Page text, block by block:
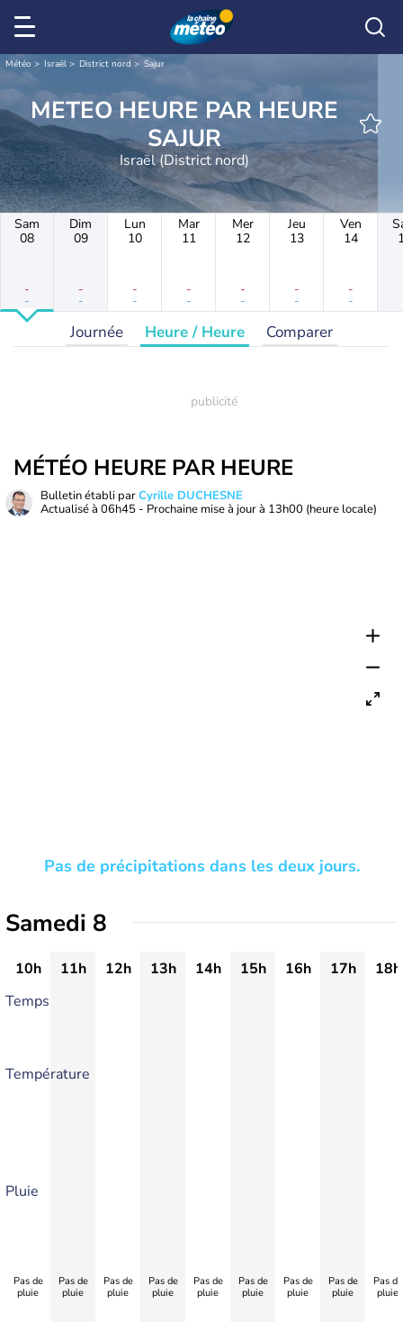
Météo Israël District nord Sajur
METEO HEURE PAR HEURE
SAJUR
Israël (District nord)
Sam
08
-
-
Dim
09
-
-
Lun
10
-
-
Mar
11
-
-
Mer
12
-
-
Jeu
13
-
-
Ven
14
-
-
Journée Heure / Heure Comparer
MÉTÉO HEURE PAR HEURE
Bulletin établi parCyrille DUCHESNE
Actualisé à 06h45 - Prochaine mise à jour à 13h00 (heure locale)
Pas de précipitations dans les deux jours.
Samedi 8
10h 11h 12h 13h 14h 15h 16h 17h
18h
Temps
Température
Pluie
Pas de
pluie
Pas de
pluie
Pas de
pluie
Pas de
pluie
Pas de
pluie
Pas de
pluie
Pas de
pluie
Pas de
pluie
Pas de
pluie